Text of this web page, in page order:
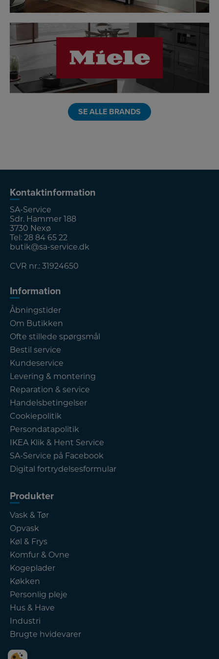
LINK
SE ALLE BRANDS
Kontaktinformation
SA-Service
Sdr. Hammer 188
3730 Nexø
Tel: 28 84 65 22
butik@sa-service.dk
CVR nr.: 31924650
Information
Åbningstider
Om Butikken
Ofte stillede spørgsmål
Bestil service
Kundeservice
Levering & montering
Reparation & service
Handelsbetingelser
Cookiepolitik
Persondatapolitik
IKEA Klik & Hent Service
SA-Service på Facebook
Digital fortrydelsesformular
Produkter
Vask & Tør
Opvask
Køl & Frys
Komfur & Ovne
Kogeplader
Køkken
Personlig pleje
Hus & Have
Industri
Brugte hvidevarer